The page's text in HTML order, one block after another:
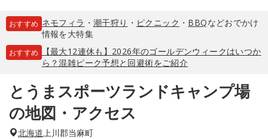
おすすめ ネモフィラ ・ 潮干狩り ・ ピクニック ・ BBQなどおでかけ
情報を大特集
おすすめ
【最大12連休も】2026年のゴールデンウィークはいつか
ら？混雑ピーク予想と回避術をご紹介
とうまスポーツランドキャンプ場
の地図・アクセス
北海道上川郡当麻町